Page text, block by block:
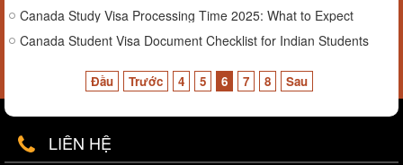
Canada Study Visa Processing Time 2025: What to Expect
Canada Student Visa Document Checklist for Indian Students
Đầu Trước 4 5 6 7 8 Sau
LIÊN HỆ